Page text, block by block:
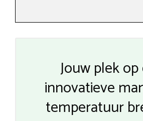
Jouw plek
innovatieve
temperatuur